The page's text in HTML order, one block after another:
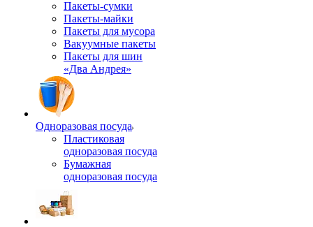
Пакеты-сумки
Пакеты-майки
Пакеты для мусора
Вакуумные пакеты
Пакеты для шин
«Два Андрея»
Одноразовая посуда
Пластиковая
одноразовая посуда
Бумажная
одноразовая посуда